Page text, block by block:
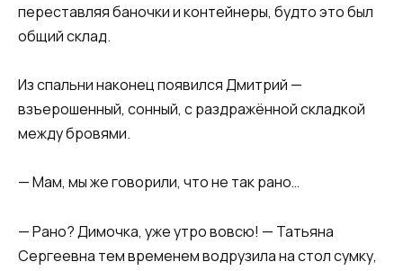
переставляя баночки и контейнеры, будто это был
общий склад.
Из спальни наконец появился Дмитрий —
взъерошенный, сонный, с раздражённой складкой
между бровями.
— Мам, мы же говорили, что не так рано…
— Рано? Димочка, уже утро вовсю! — Татьяна
Сергеевна тем временем водрузила на стол сумку,